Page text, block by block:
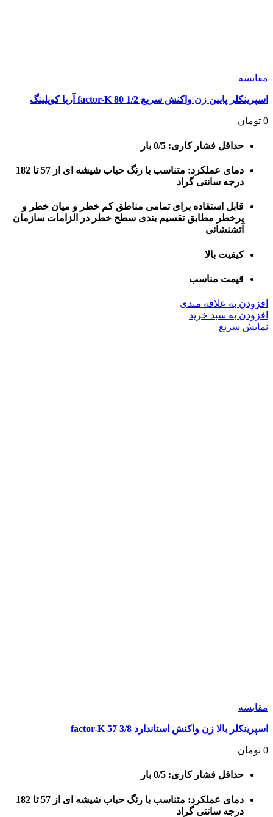
مقايسه
اسپرینکلر پایین زن واکنش سریع 1/2 80 factor-K آریا کوپلینگ
0 تومان
حداقل فشار کاری: 0/5 بار
دمای عملکرد: متناسب با رنگ حباب شیشه ای از 57 تا 182
درجه سانتی گراد
قابل استفاده برای تمامی مناطق کم خطر و میان خطر و
پرخطر مطابق تقسیم بندی سطح خطر در الزامات سازمان
آتشنشانی
کیفیت بالا
قیمت مناسب
افزودن به علاقه مندی
افزودن به سبد خرید
نمایش سریع
مقايسه
اسپرینکلر بالا زن واکنش استاندارد 3/8 57 factor-K
0 تومان
حداقل فشار کاری: 0/5 بار
دمای عملکرد: متناسب با رنگ حباب شیشه ای از 57 تا 182
درجه سانتی گراد